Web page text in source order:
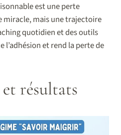
est une perte
miracle, mais une trajectoire
quotidien et des outils
l’adhésion et rend la perte de
résultats